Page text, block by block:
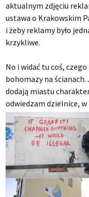
aktualnym zdjęciu
ustawa o Krakowskim
i żeby reklamy było
krzykliwe.
No i widać tu coś,
bohomazy na
dodają miastu
odwiedzam dzielnice,